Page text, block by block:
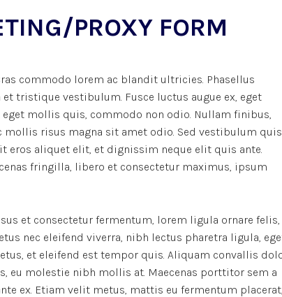
PROXY FORM
commodo lorem ac blandit ultricies. Phasellus
tristique vestibulum. Fusce luctus augue ex, eget
mollis quis, commodo non odio. Nullam finibus,
risus magna sit amet odio. Sed vestibulum quis
eros aliquet elit, et dignissim neque elit quis ante.
fringilla, libero et consectetur maximus, ipsum
et consectetur fermentum, lorem ligula ornare felis,
nec eleifend viverra, nibh lectus pharetra ligula,
et eleifend est tempor quis. Aliquam convallis
eu molestie nibh mollis at. Maecenas porttitor sem a
ex. Etiam velit metus, mattis eu fermentum placerat,